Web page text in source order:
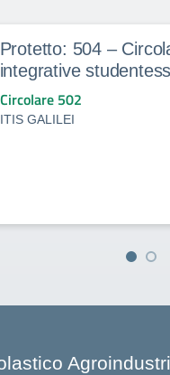
Protetto: 504 –
integrative
Circolare 502
ITIS GALILEI